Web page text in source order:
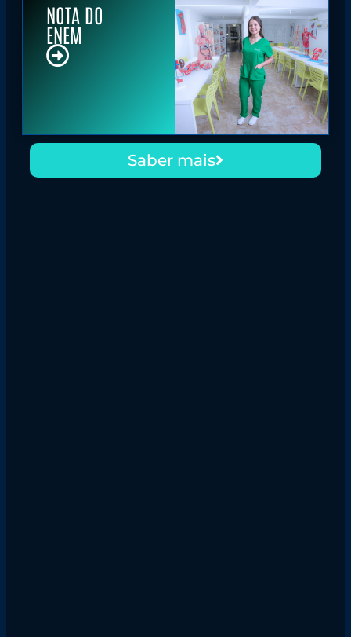
NOTA DO
ENEM
Saber mais